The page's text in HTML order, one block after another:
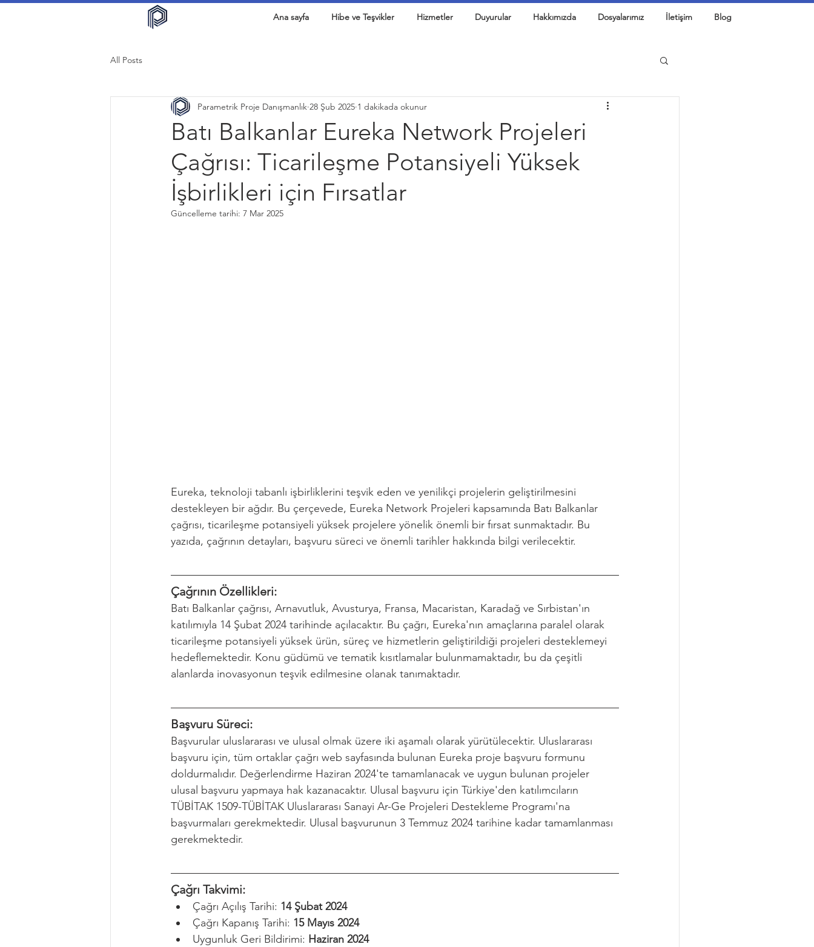
Ana sayfa Hibe ve Teşvikler Hizmetler Duyurular Hakkımızda Dosyalarımız İletişim Blog
All Posts
Batı Balkanlar Eureka Network Projeleri
Çağrısı: Ticarileşme Potansiyeli Yüksek
İşbirlikleri için Fırsatlar
Parametrik Proje Danışmanlık 28 Şub 2025 1 dakikada okunur
Güncelleme tarihi: 7 Mar 2025
Eureka, teknoloji tabanlı işbirliklerini teşvik eden ve yenilikçi projelerin geliştirilmesini
destekleyen bir ağdır. Bu çerçevede, Eureka Network Projeleri kapsamında Batı Balkanlar
çağrısı, ticarileşme potansiyeli yüksek projelere yönelik önemli bir fırsat sunmaktadır. Bu
yazıda, çağrının detayları, başvuru süreci ve önemli tarihler hakkında bilgi verilecektir.
Çağrının Özellikleri:
Batı Balkanlar çağrısı, Arnavutluk, Avusturya, Fransa, Macaristan, Karadağ ve Sırbistan'ın
katılımıyla 14 Şubat 2024 tarihinde açılacaktır. Bu çağrı, Eureka'nın amaçlarına paralel olarak
ticarileşme potansiyeli yüksek ürün, süreç ve hizmetlerin geliştirildiği projeleri desteklemeyi
hedeflemektedir. Konu güdümü ve tematik kısıtlamalar bulunmamaktadır, bu da çeşitli
alanlarda inovasyonun teşvik edilmesine olanak tanımaktadır.
Başvuru Süreci:
Başvurular uluslararası ve ulusal olmak üzere iki aşamalı olarak yürütülecektir. Uluslararası
başvuru için, tüm ortaklar çağrı web sayfasında bulunan Eureka proje başvuru formunu
doldurmalıdır. Değerlendirme Haziran 2024'te tamamlanacak ve uygun bulunan projeler
ulusal başvuru yapmaya hak kazanacaktır. Ulusal başvuru için Türkiye'den katılımcıların
TÜBİTAK 1509-TÜBİTAK Uluslararası Sanayi Ar-Ge Projeleri Destekleme Programı'na
başvurmaları gerekmektedir. Ulusal başvurunun 3 Temmuz 2024 tarihine kadar tamamlanması
gerekmektedir.
Çağrı Takvimi:
Çağrı Açılış Tarihi: 14 Şubat 2024
Çağrı Kapanış Tarihi: 15 Mayıs 2024
Uygunluk Geri Bildirimi: Haziran 2024